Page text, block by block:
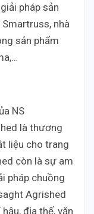
pháp sản
nhà
sản phẩm
NS
là thương
liệu cho trang
còn là sự am
pháp chuồng
Agrished
địa thế, văn